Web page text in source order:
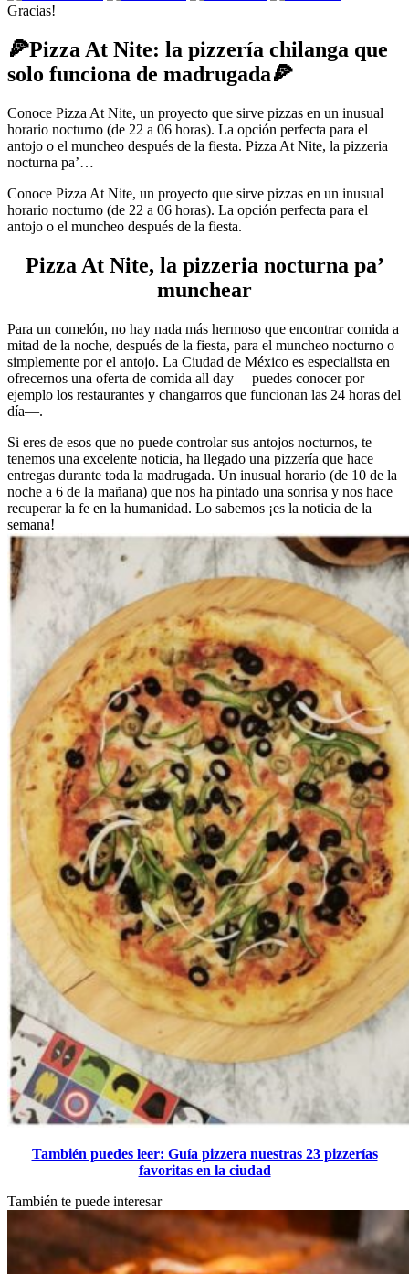
Gracias!
🍕Pizza At Nite: la pizzería chilanga que
solo funciona de madrugada🍕
Conoce Pizza At Nite, un proyecto que sirve pizzas en un inusual
horario nocturno (de 22 a 06 horas). La opción perfecta para el
antojo o el muncheo después de la fiesta. Pizza At Nite, la pizzeria
nocturna pa’…
Conoce Pizza At Nite, un proyecto que sirve pizzas en un inusual
horario nocturno (de 22 a 06 horas). La opción perfecta para el
antojo o el muncheo después de la fiesta.
Pizza At Nite, la pizzeria nocturna pa’
munchear
Para un comelón, no hay nada más hermoso que encontrar comida a
mitad de la noche, después de la fiesta, para el muncheo nocturno o
simplemente por el antojo. La Ciudad de México es especialista en
ofrecernos una oferta de comida all day —puedes conocer por
ejemplo los restaurantes y changarros que funcionan las 24 horas del
día—.
Si eres de esos que no puede controlar sus antojos nocturnos, te
tenemos una excelente noticia, ha llegado una pizzería que hace
entregas durante toda la madrugada. Un inusual horario (de 10 de la
noche a 6 de la mañana) que nos ha pintado una sonrisa y nos hace
recuperar la fe en la humanidad. Lo sabemos ¡es la noticia de la
semana!
También puedes leer: Guía pizzera nuestras 23 pizzerías
favoritas en la ciudad
También te puede interesar